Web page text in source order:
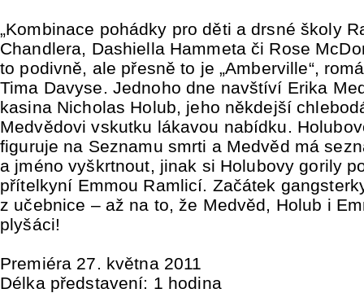
„Kombinace pohádky pro děti a drsné školy
Chandlera, Dashiella Hammeta či Rose
to podivně, ale přesně to je „Amberville“,
Tima Davyse. Jednoho dne navštíví Erika
kasina Nicholas Holub, jeho někdejší
Medvědovi vskutku lákavou nabídku.
figuruje na Seznamu smrti a Medvěd má
a jméno vyškrtnout, jinak si Holubovy gorily
přítelkyní Emmou Ramlicí. Začátek
z učebnice – až na to, že Medvěd, Holub i
plyšáci!
Premiéra 27. května 2011
Délka představení: 1 hodina